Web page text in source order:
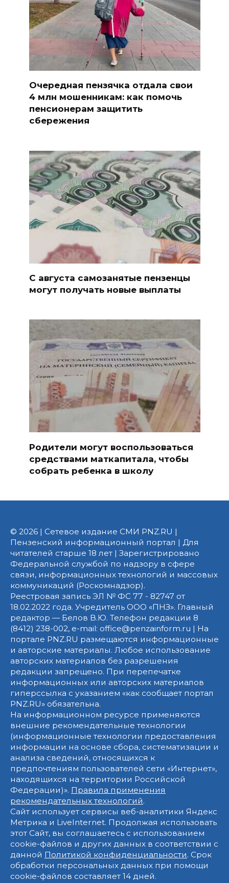
Очередная пензячка отдала свои
4 млн мошенникам: как помочь
пенсионерам защитить
сбережения
С августа самозанятые пензенцы
могут получать новые выплаты
Родители могут воспользоваться
средствами маткапитала, чтобы
собрать ребенка в школу
© 2026 | Сетевое издание СМИ PNZ.RU |
Пензенский информационный портал | Для
читателей старше 18 лет | Зарегистрировано
Федеральной службой по надзору в сфере
связи, информационных технологий и массовых
коммуникаций (Роскомнадзор).
Реестровая запись ЭЛ № ФС 77 - 82747 от
18.02.2022 года. Учредитель ООО «ПНЗ». Главный
редактор — Белов В.Ю. Телефон редакции 8
(8412) 238-002, e-mail: office@penzainform.ru | На
портале PNZ.RU размещаются информационные
и авторские материалы. Любое использование
авторских материалов без разрешения
редакции запрещено. При перепечатке
информационных или авторских материалов
гиперссылка с указанием «как сообщает портал
PNZ.RU» обязательна.
На информационном ресурсе применяются
внешние рекомендательные технологии
(информационные технологии предоставления
информации на основе сбора, систематизации и
анализа сведений, относящихся к
предпочтениям пользователей сети «Интернет»,
находящихся на территории Российской
Федерации)». Правила применения
рекомендательных технологий.
Сайт использует сервисы веб-аналитики Яндекс
Метрика и LiveInternet. Продолжая использовать
этот Сайт, вы соглашаетесь с использованием
cookie-файлов и других данных в соответствии с
данной Политикой конфиденциальности. Срок
обработки персональных данных при помощи
cookie-файлов составляет 14 дней.